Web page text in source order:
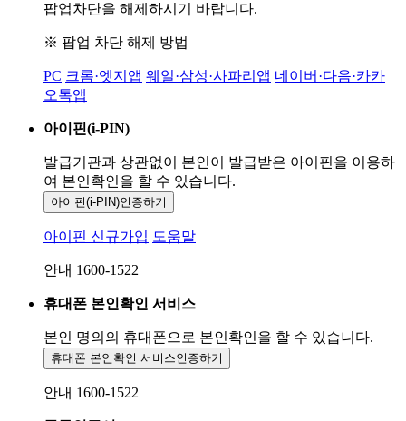
팝업차단을 해제하시기 바랍니다.
※ 팝업 차단 해제 방법
PC 크롬·엣지앱 웨일·삼성·사파리앱 네이버·다음·카카
오톡앱
아이핀(i-PIN)
발급기관과 상관없이 본인이 발급받은 아이핀을 이용하
여 본인확인을 할 수 있습니다.
아이핀(i-PIN)인증하기
아이핀 신규가입 도움말
안내 1600-1522
휴대폰 본인확인 서비스
본인 명의의 휴대폰으로 본인확인을 할 수 있습니다.
휴대폰 본인확인 서비스인증하기
안내 1600-1522